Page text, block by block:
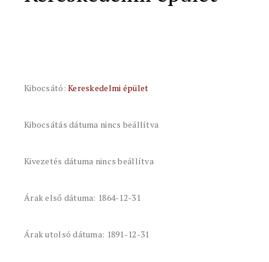
Kibocsátó:Kereskedelmi épület
Kibocsátás dátuma nincs beállítva
Kivezetés dátuma nincs beállítva
Árak első dátuma: 1864-12-31
Árak utolsó dátuma: 1891-12-31